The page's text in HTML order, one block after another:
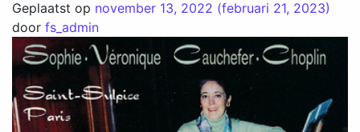
Geplaatst op november 13, 2022 (februari 21, 2023)
door fs_admin